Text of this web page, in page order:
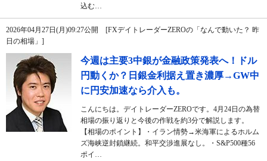
込む…
2026年04月27日(月)09:27公開 [FXデイトレーダーZEROの「なんで動いた？ 昨
日の相場」]
今週は主要3中銀が金融政策発表へ！ドル
円動くか？日銀金利据え置き濃厚→GW中
に円安加速なら介入も。
こんにちは。デイトレーダーZEROです。4月24日の為替
相場の振り返りと今後の作戦を約3分で解説します。
【相場のポイント】・イラン情勢→米海軍によるホルム
ズ海峡逆封鎖継続。和平交渉進展なし。・S&P500種56
ポイ…